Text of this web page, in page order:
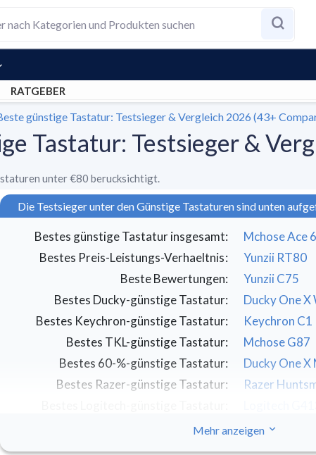
RATGEBER
günstige Tastatur: Testsieger & Vergleich 2026 (43+
Tastatur: Testsieger &
unter €80 berucksichtigt.
Die Testsieger unter den Günstige Tastaturen sind unten
Bestes günstige Tastatur insgesamt:
Mchose Ace
Bestes Preis-Leistungs-Verhaeltnis:
Yunzii RT80
Beste Bewertungen:
Yunzii C75
Bestes Ducky-günstige Tastatur:
Ducky One X
Bestes Keychron-günstige Tastatur:
Keychron C1
Bestes TKL-günstige Tastatur:
Mchose G87
Bestes 60-%-günstige Tastatur:
Ducky One X
Bestes Razer-günstige Tastatur:
Razer
Mehr anzeigen